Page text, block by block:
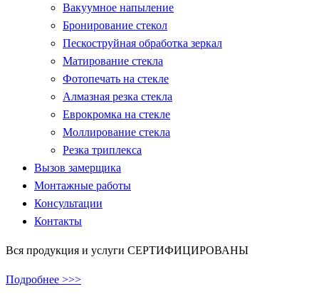
Вакуумное напыление
Бронирование стекол
Пескоструйная обработка зеркал
Матирование стекла
Фотопечать на стекле
Алмазная резка стекла
Еврокромка на стекле
Моллирование стекла
Резка триплекса
Вызов замерщика
Монтажные работы
Консультации
Контакты
Вся продукция и услуги СЕРТИФИЦИРОВАНЫ
Подробнее >>>